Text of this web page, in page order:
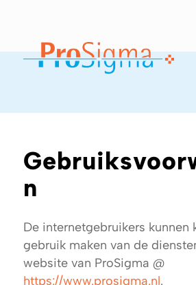
n
De internetgebruikers kunnen
gebruik maken van de
website van ProSigma @
https://www.prosigma.nl.